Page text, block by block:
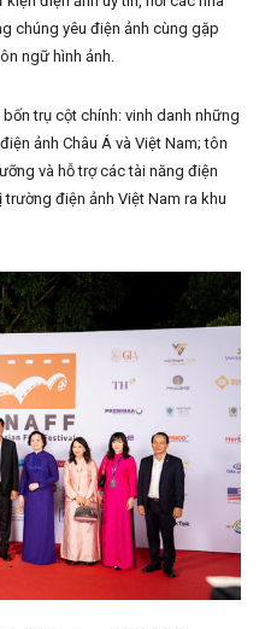
chúng yêu điện ảnh cùng gặp
ngữ hình ảnh.
trụ cột chính: vinh danh những
ảnh Châu Á và Việt Nam; tôn
và hỗ trợ các tài năng điện
điện ảnh Việt Nam ra khu